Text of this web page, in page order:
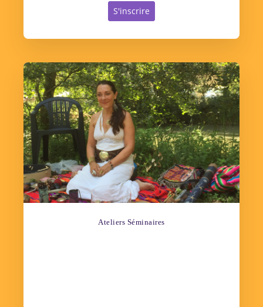
S'inscrire
Ateliers Séminaires